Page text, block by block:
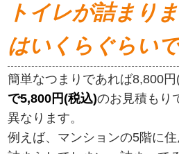
トイレが詰まり
はいくらぐらい
簡単なつまりであれば8,800円
で5,800円(税込)のお見積もり
異なります。
例えば、マンションの5階に